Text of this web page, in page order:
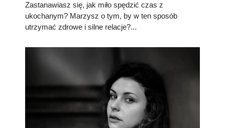
Zastanawiasz się, jak miło spędzić czas z
ukochanym? Marzysz o tym, by w ten sposób
utrzymać zdrowe i silne relacje?...